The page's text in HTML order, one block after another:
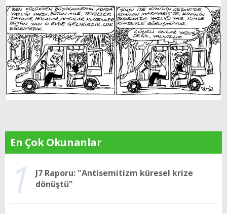
En Çok Okunanlar
1
J7 Raporu: "Antisemitizm küresel krize
dönüştü"